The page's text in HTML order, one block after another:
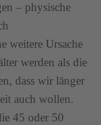
– physische
weitere Ursache
werden als die
dass wir länger
auch wollen.
45 oder 50